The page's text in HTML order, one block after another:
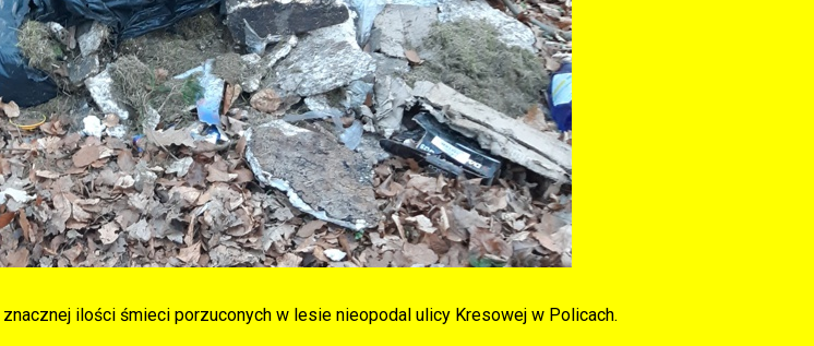
ilości śmieci porzuconych w lesie nieopodal ulicy Kresowej w Policach.